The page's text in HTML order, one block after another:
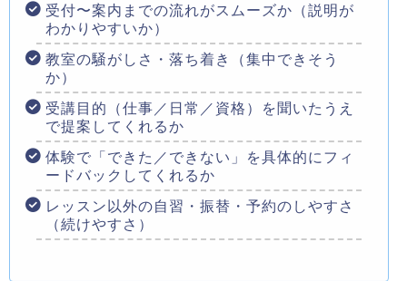
受付〜案内までの流れがスムーズか（説明が
わかりやすいか）
教室の騒がしさ・落ち着き（集中できそう
か）
受講目的（仕事／日常／資格）を聞いたうえ
で提案してくれるか
体験で「できた／できない」を具体的にフィ
ードバックしてくれるか
レッスン以外の自習・振替・予約のしやすさ
（続けやすさ）